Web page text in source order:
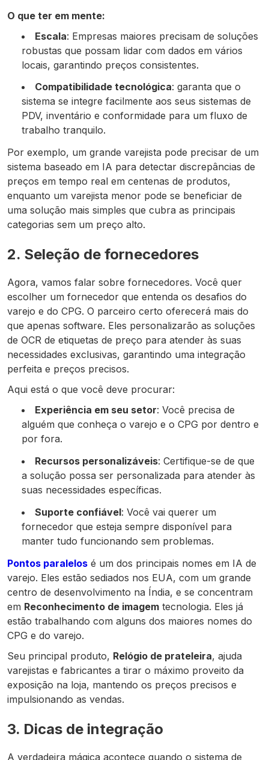
O que ter em mente:
Escala: Empresas maiores precisam de soluções
robustas que possam lidar com dados em vários
locais, garantindo preços consistentes.
Compatibilidade tecnológica: garanta que o
sistema se integre facilmente aos seus sistemas de
PDV, inventário e conformidade para um fluxo de
trabalho tranquilo.
Por exemplo, um grande varejista pode precisar de um
sistema baseado em IA para detectar discrepâncias de
preços em tempo real em centenas de produtos,
enquanto um varejista menor pode se beneficiar de
uma solução mais simples que cubra as principais
categorias sem um preço alto.
2. Seleção de fornecedores
Agora, vamos falar sobre fornecedores. Você quer
escolher um fornecedor que entenda os desafios do
varejo e do CPG. O parceiro certo oferecerá mais do
que apenas software. Eles personalizarão as soluções
de OCR de etiquetas de preço para atender às suas
necessidades exclusivas, garantindo uma integração
perfeita e preços precisos.
Aqui está o que você deve procurar:
Experiência em seu setor: Você precisa de
alguém que conheça o varejo e o CPG por dentro e
por fora.
Recursos personalizáveis: Certifique-se de que
a solução possa ser personalizada para atender às
suas necessidades específicas.
Suporte confiável: Você vai querer um
fornecedor que esteja sempre disponível para
manter tudo funcionando sem problemas.
Pontos paralelos é um dos principais nomes em IA de
varejo. Eles estão sediados nos EUA, com um grande
centro de desenvolvimento na Índia, e se concentram
em Reconhecimento de imagem tecnologia. Eles já
estão trabalhando com alguns dos maiores nomes do
CPG e do varejo.
Seu principal produto, Relógio de prateleira, ajuda
varejistas e fabricantes a tirar o máximo proveito da
exposição na loja, mantendo os preços precisos e
impulsionando as vendas.
3. Dicas de integração
A verdadeira mágica acontece quando o sistema de